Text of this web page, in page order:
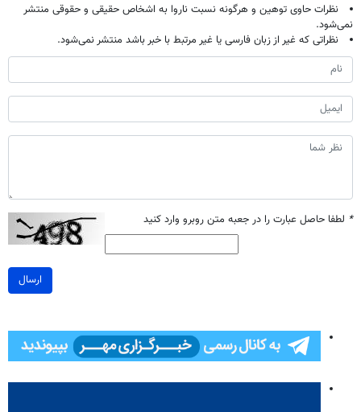
نظرات حاوی توهین و هرگونه نسبت ناروا به اشخاص حقیقی و حقوقی منتشر
نمی‌شود.
نظراتی که غیر از زبان فارسی یا غیر مرتبط با خبر باشد منتشر نمی‌شود.
* لطفا حاصل عبارت را در جعبه متن روبرو وارد کنید
ارسال